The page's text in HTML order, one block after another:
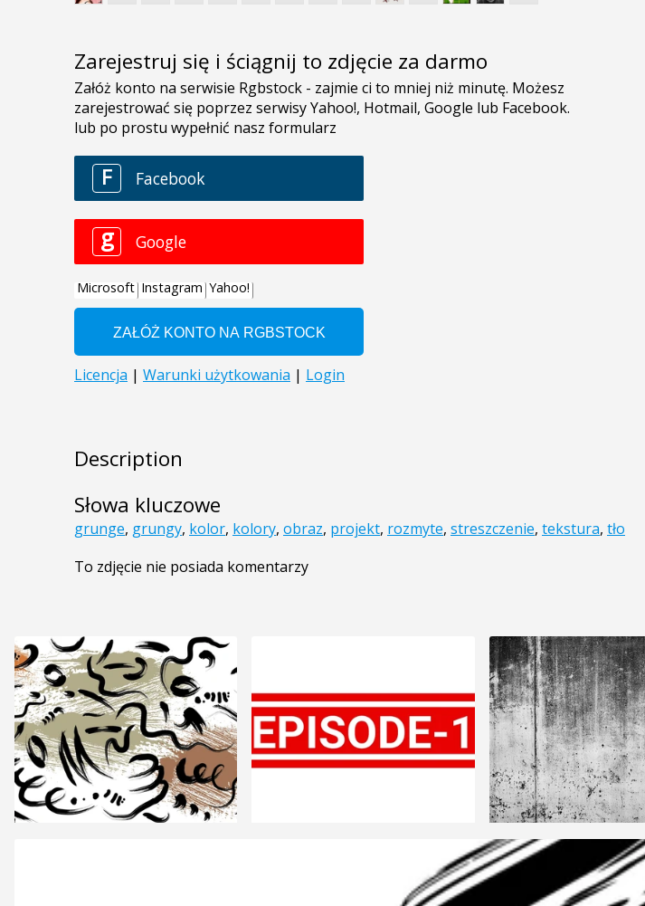
Zarejestruj się i ściągnij to zdjęcie za darmo
Description
Słowa kluczowe
grunge, grungy, kolor, kolory, obraz, projekt, rozmyte, streszczenie, tekstura, tło
To zdjęcie nie posiada komentarzy